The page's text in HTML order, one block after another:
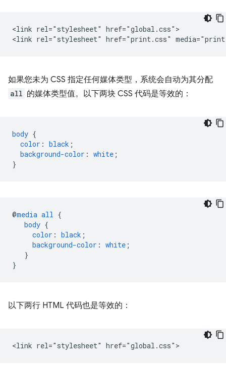
<link rel="stylesheet" href="global.css">
如果您未为 CSS 指定任何媒体类型，系统会自动为其分配
all 的媒体类型值。以下两块 CSS 代码是等效的：
body {
color : black ;
background-color : white ;
}
@media all {
body {
color : black ;
background-color : white ;
}
}
以下两行 HTML 代码也是等效的：